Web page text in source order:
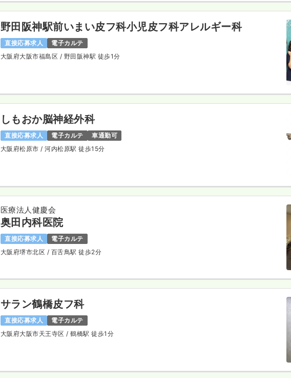
野田阪神駅前いまい皮フ科小児皮フ科アレルギー科
直接応募求人
電子カルテ
大阪府大阪市福島区 / 野田阪神駅 徒歩1分
しもおか脳神経外科
直接応募求人 電子カルテ
車通勤可
大阪府松原市/ 河内松原駅 徒歩15分
医療法人健慶会
奥田内科医院
直接応募求人
電子カルテ
大阪府堺市北区 / 百舌鳥駅 徒歩2分
サラン鶴橋皮フ科
直接応募求人
電子カルテ
大阪府大阪市天王寺区/ 鶴橋駅 徒歩1分